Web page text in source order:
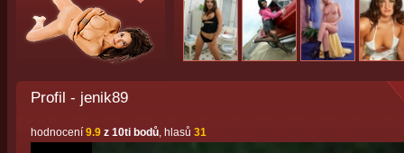
Profil - jenik89
hodnocení 9.9z 10ti bodů, hlasů 31